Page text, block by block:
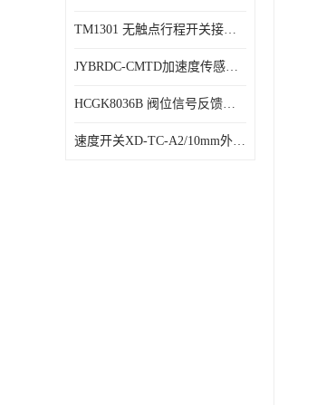
TM1301 无触点行程开关接线在交通设备中的稳定性
JYBRDC-CMTD加速度传感器距离远
HCGK8036B 阀位信号反馈装置 限位开关
速度开关XD-TC-A2/10mm外形图